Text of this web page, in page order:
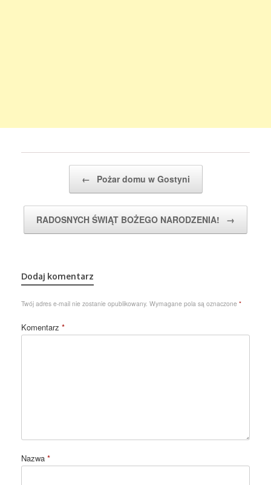
← Pożar domu w Gostyni
RADOSNYCH ŚWIĄT BOŻEGO NARODZENIA! →
Dodaj komentarz
Twój adres e-mail nie zostanie opublikowany. Wymagane pola są oznaczone *
Komentarz *
Nazwa *